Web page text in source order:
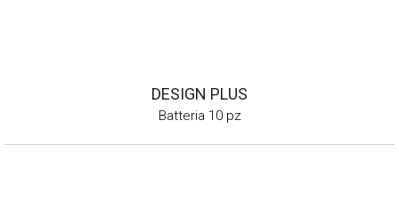
DESIGN PLUS
Batteria 10 pz